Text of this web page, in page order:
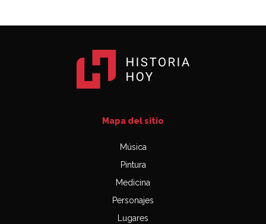
Mapa del sitio
Música
Pintura
Medicina
Personajes
Lugares